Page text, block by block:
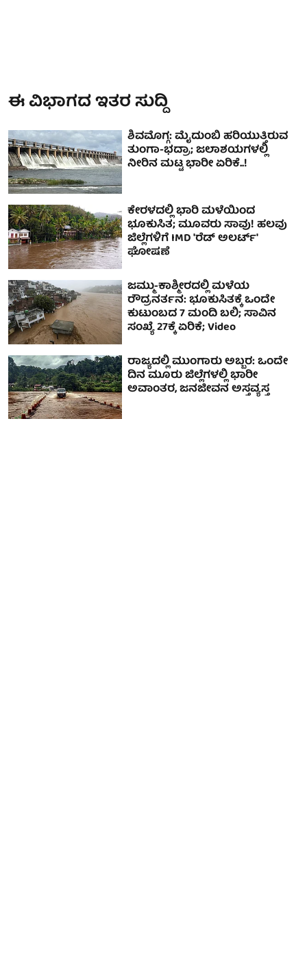
ಈ ವಿಭಾಗದ ಇತರ ಸುದ್ದಿ
ಶಿವಮೊಗ್ಗ: ಮೈದುಂಬಿ ಹರಿಯುತ್ತಿರುವ
ತುಂಗಾ-ಭದ್ರಾ; ಜಲಾಶಯಗಳಲ್ಲಿ
ನೀರಿನ ಮಟ್ಟ ಭಾರೀ ಏರಿಕೆ..!
ಕೇರಳದಲ್ಲಿ ಭಾರಿ ಮಳೆಯಿಂದ
ಭೂಕುಸಿತ; ಮೂವರು ಸಾವು! ಹಲವು
ಜಿಲ್ಲೆಗಳಿಗೆ IMD 'ರೆಡ್ ಅಲರ್ಟ್'
ಘೋಷಣೆ
ಜಮ್ಮು-ಕಾಶ್ಮೀರದಲ್ಲಿ ಮಳೆಯ
ರೌದ್ರನರ್ತನ: ಭೂಕುಸಿತಕ್ಕೆ ಒಂದೇ
ಕುಟುಂಬದ 7 ಮಂದಿ ಬಲಿ; ಸಾವಿನ
ಸಂಖ್ಯೆ 27ಕ್ಕೆ ಏರಿಕೆ; Video
ರಾಜ್ಯದಲ್ಲಿ ಮುಂಗಾರು ಅಬ್ಬರ: ಒಂದೇ
ದಿನ ಮೂರು ಜಿಲ್ಲೆಗಳಲ್ಲಿ ಭಾರೀ
ಅವಾಂತರ, ಜನಜೀವನ ಅಸ್ತವ್ಯಸ್ತ